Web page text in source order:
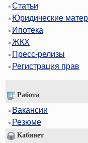
Статьи
Юридические
Ипотека
ЖКХ
Пресс-релизы
Регистрация прав
Работа
Вакансии
Резюме
Кабинет